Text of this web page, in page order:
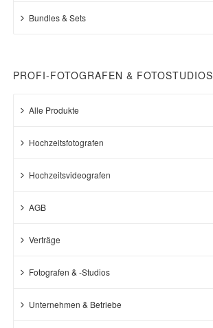
Bundles & Sets
PROFI-FOTOGRAFEN & FOTOSTUDIOS
Alle Produkte
Hochzeitsfotografen
Hochzeitsvideografen
AGB
Verträge
Fotografen & -Studios
Unternehmen & Betriebe